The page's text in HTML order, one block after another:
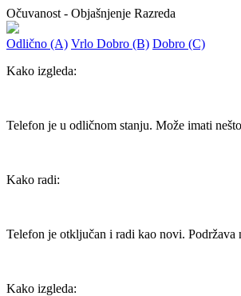
Očuvanost - Objašnjenje Razreda
Odlično (A) Vrlo Dobro (B) Dobro (C)
Kako izgleda:
Telefon je u odličnom stanju. Može imati
Kako radi:
Telefon je otključan i radi kao novi.
Kako izgleda: